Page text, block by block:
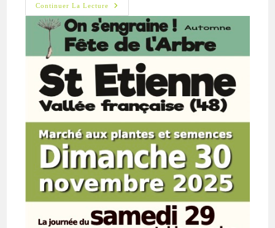
Continuer La Lecture
On
S’enGraine
–
Fête
De
L’arbre
–
30
Novembre
2025